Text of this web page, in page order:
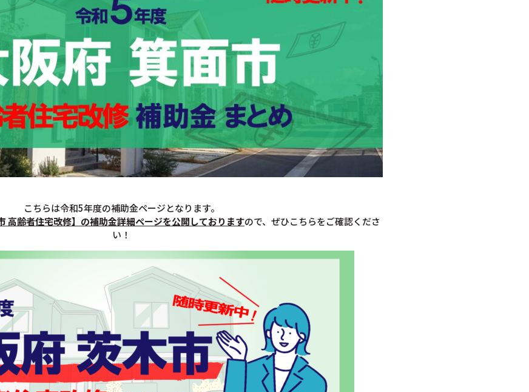
こちらは令和5年度の補助金ページとなります。
高齢者住宅改修】の補助金詳細ページを公開しておりますので、ぜひこちらをご確認くださ
い！